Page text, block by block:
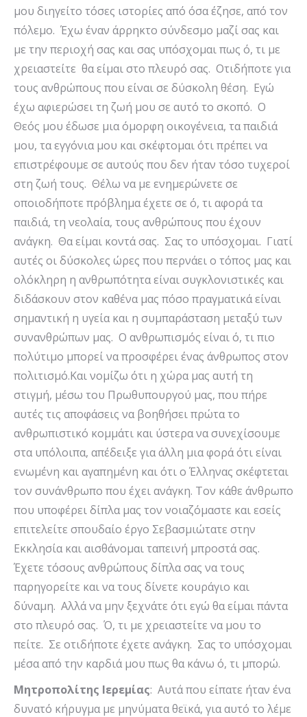
μου διηγείτο τόσες ιστορίες από όσα έζησε, από τον
πόλεμο. Έχω έναν άρρηκτο σύνδεσμο μαζί σας και
με την περιοχή σας και σας υπόσχομαι πως ό, τι με
χρειαστείτε θα είμαι στο πλευρό σας. Οτιδήποτε για
τους ανθρώπους που είναι σε δύσκολη θέση. Εγώ
έχω αφιερώσει τη ζωή μου σε αυτό το σκοπό. Ο
Θεός μου έδωσε μια όμορφη οικογένεια, τα παιδιά
μου, τα εγγόνια μου και σκέφτομαι ότι πρέπει να
επιστρέφουμε σε αυτούς που δεν ήταν τόσο τυχεροί
στη ζωή τους. Θέλω να με ενημερώνετε σε
οποιοδήποτε πρόβλημα έχετε σε ό, τι αφορά τα
παιδιά, τη νεολαία, τους ανθρώπους που έχουν
ανάγκη. Θα είμαι κοντά σας. Σας το υπόσχομαι. Γιατί
αυτές οι δύσκολες ώρες που περνάει ο τόπος μας και
ολόκληρη η ανθρωπότητα είναι συγκλονιστικές και
διδάσκουν στον καθένα μας πόσο πραγματικά είναι
σημαντική η υγεία και η συμπαράσταση μεταξύ των
συνανθρώπων μας. Ο ανθρωπισμός είναι ό, τι πιο
πολύτιμο μπορεί να προσφέρει ένας άνθρωπος στον
πολιτισμό.Και νομίζω ότι η χώρα μας αυτή τη
στιγμή, μέσω του Πρωθυπουργού μας, που πήρε
αυτές τις αποφάσεις να βοηθήσει πρώτα το
ανθρωπιστικό κομμάτι και ύστερα να συνεχίσουμε
στα υπόλοιπα, απέδειξε για άλλη μια φορά ότι είναι
ενωμένη και αγαπημένη και ότι ο Έλληνας σκέφτεται
τον συνάνθρωπο που έχει ανάγκη. Τον κάθε άνθρωπο
που υποφέρει δίπλα μας τον νοιαζόμαστε και εσείς
επιτελείτε σπουδαίο έργο Σεβασμιώτατε στην
Εκκλησία και αισθάνομαι ταπεινή μπροστά σας.
Έχετε τόσους ανθρώπους δίπλα σας να τους
παρηγορείτε και να τους δίνετε κουράγιο και
δύναμη. Αλλά να μην ξεχνάτε ότι εγώ θα είμαι πάντα
στο πλευρό σας. Ό, τι με χρειαστείτε να μου το
πείτε. Σε οτιδήποτε έχετε ανάγκη. Σας το υπόσχομαι
μέσα από την καρδιά μου πως θα κάνω ό, τι μπορώ.
Μητροπολίτης Ιερεμίας: Αυτά που είπατε ήταν ένα
δυνατό κήρυγμα με μηνύματα θεϊκά, για αυτό το λέμε